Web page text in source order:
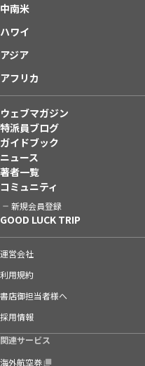
中南米
ハワイ
アジア
アフリカ
ウェブマガジン
特派員ブログ
ガイドブック
ニュース
著者一覧
コミュニティ
新規会員登録
GOOD LUCK TRIP
運営会社
利用規約
書店御担当者様へ
採用情報
関連サービス
海外航空券